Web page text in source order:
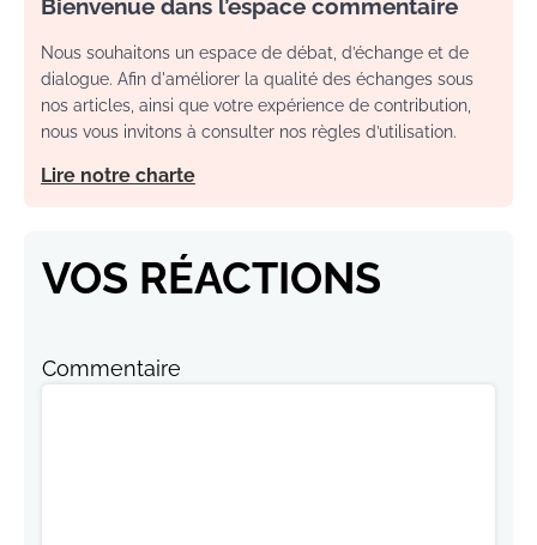
Bienvenue dans l’espace commentaire
Nous souhaitons un espace de débat, d’échange et de
dialogue. Afin d'améliorer la qualité des échanges sous
nos articles, ainsi que votre expérience de contribution,
nous vous invitons à consulter nos règles d’utilisation.
Lire notre charte
VOS RÉACTIONS
Commentaire